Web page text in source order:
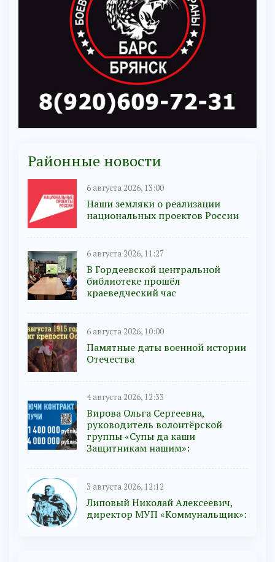
Районные новости
6 августа 2026, 13:00
Наши земляки о реализации
национальных проектов России
6 августа 2026, 11:27
В Гордеевской центральной
библиотеке прошёл
краеведческий час
6 августа 2026, 10:00
Памятные даты военной истории
Отечества
4 августа 2026, 12:33
Вирова Ольга Сергеевна,
руководитель волонтёрской
группы «Супы да каши
Защитникам нашим»:
3 августа 2026, 12:12
Липовый Николай Алексеевич,
директор МУП «Коммунальщик»: